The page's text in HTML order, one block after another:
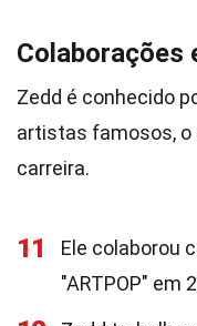
Colaborações
Zedd é conhecido
artistas famosos, o
carreira.
11 Ele colaborou
"ARTPOP" em